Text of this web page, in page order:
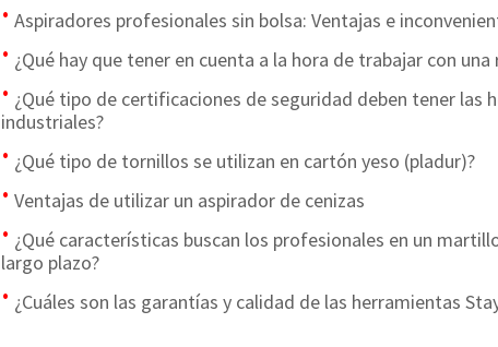
Aspiradores profesionales sin bolsa: Ventajas e
¿Qué hay que tener en cuenta a la hora de trabajar con una
¿Qué tipo de certificaciones de seguridad deben tener las
industriales?
¿Qué tipo de tornillos se utilizan en cartón yeso (pladur)?
Ventajas de utilizar un aspirador de cenizas
¿Qué características buscan los profesionales en un
largo plazo?
¿Cuáles son las garantías y calidad de las herramientas